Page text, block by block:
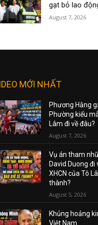
gạt bỏ lao
August 7, 2026
MỚI NHẤT
Phương Hằng
Phường kiểu
Lâm đi về đâu?
August 7, 2026
Vụ án tham
David Duong đi
XHCN của Tô
thành?
August 5, 2026
Khủng hoảng
Việt Nam